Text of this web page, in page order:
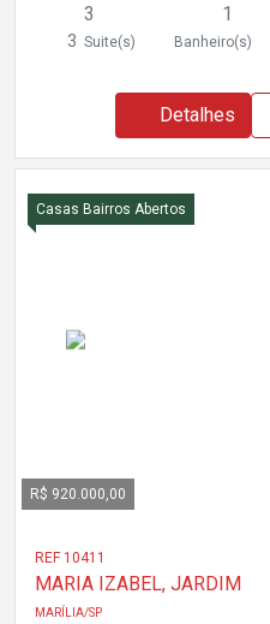
3
3 Suite(s)
1
Banheiro(s)
Detalhes
Casas Bairros Abertos
R$ 920.000,00
REF 10411
MARIA IZABEL, JARDIM
MARÍLIA/SP